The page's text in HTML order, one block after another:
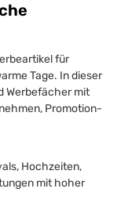
für
Tage. In dieser
Werbefächer mit
Promotion-
Hochzeiten,
mit hoher